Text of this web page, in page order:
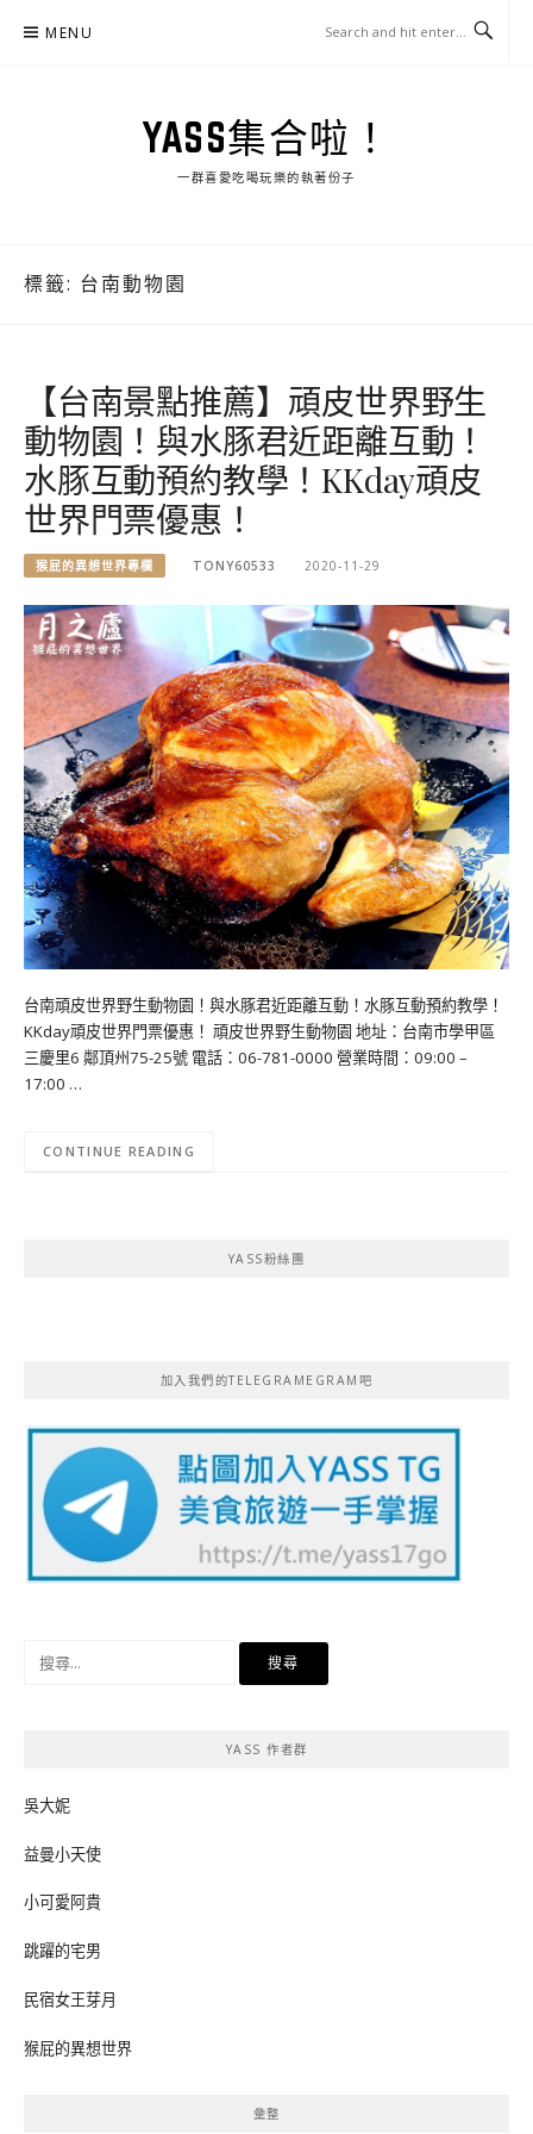
MENU
YASS集合啦！
一群喜愛吃喝玩樂的執著份子
標籤: 台南動物園
【台南景點推薦】頑皮世界野生
動物園！與水豚君近距離互動！
水豚互動預約教學！KKday頑皮
世界門票優惠！
猴屁的異想世界專欄 TONY60533 2020-11-29
台南頑皮世界野生動物園！與水豚君近距離互動！水豚互動預約教學！
KKday頑皮世界門票優惠！ 頑皮世界野生動物園 地址：台南市學甲區
三慶里6 鄰頂州75-25號 電話：06-781-0000 營業時間：09:00 –
17:00 …
CONTINUE READING
YASS粉絲團
加入我們的TELEGRAMEGRAM吧
YASS 作者群
吳大妮
益曼小天使
小可愛阿貴
跳躍的宅男
民宿女王芽月
猴屁的異想世界
彙整